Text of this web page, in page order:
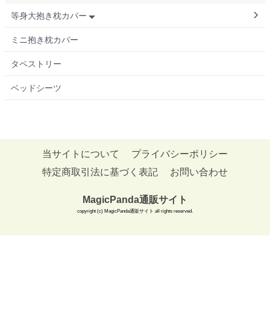
等身大抱き枕カバー
ミニ抱き枕カバー
タペストリー
ベッドシーツ
当サイトについて
プライバシーポリシー
特定商取引法に基づく表記
お問い合わせ
MagicPanda通販サイト
copyright (c) MagicPanda通販サイト all rights reserved.